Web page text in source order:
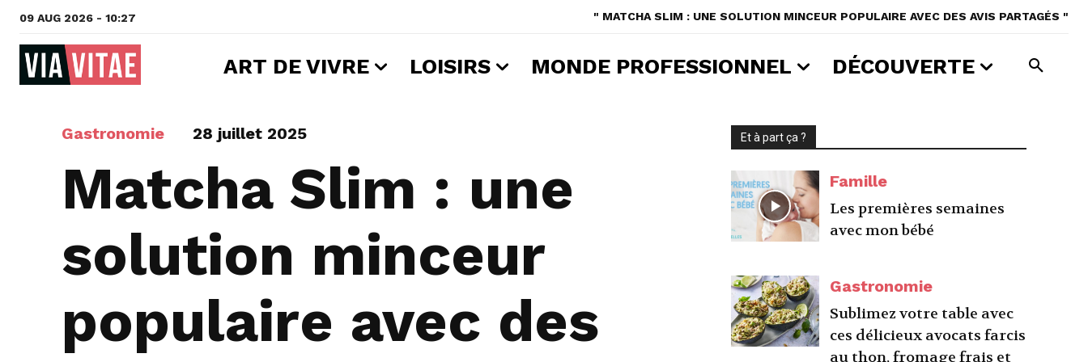
09 AUG 2026 - 10:27 " MATCHA SLIM : UNE SOLUTION MINCEUR POPULAIRE AVEC DES AVIS PARTAGÉS "
ART DE VIVRE LOISIRS MONDE PROFESSIONNEL DÉCOUVERTE
Gastronomie 28 juillet 2025
Matcha Slim : une
solution minceur
populaire avec des
Et à part ça ?
Famille
Les premières semaines
avec mon bébé
Gastronomie
Sublimez votre table avec
ces délicieux avocats farcis
au thon, fromage frais et